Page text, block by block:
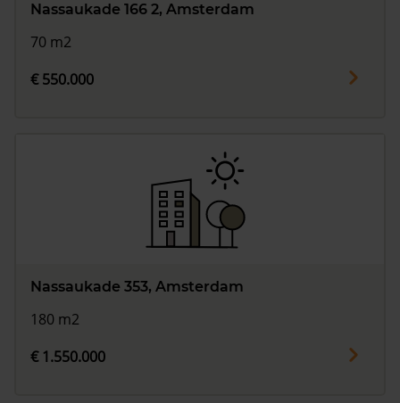
Nassaukade 166 2, Amsterdam
70 m2
€ 550.000
Nassaukade 353, Amsterdam
180 m2
€ 1.550.000